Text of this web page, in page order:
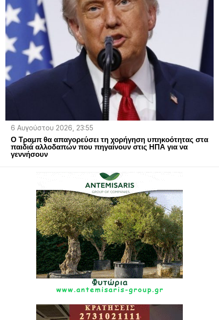
6 Αυγούστου 2026, 23:55
Ο Τραμπ θα απαγορεύσει τη χορήγηση υπηκοότητας στα
παιδιά αλλοδαπών που πηγαίνουν στις ΗΠΑ για να
γεννήσουν